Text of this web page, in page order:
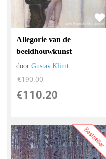
Allegorie van de
beeldhouwkunst
doorGustav Klimt
€190.00
€110.20
Bestseller